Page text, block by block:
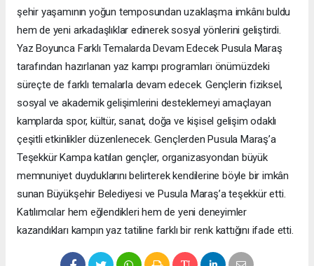
şehir yaşamının yoğun temposundan uzaklaşma imkânı buldu
hem de yeni arkadaşlıklar edinerek sosyal yönlerini geliştirdi.
Yaz Boyunca Farklı Temalarda Devam Edecek Pusula Maraş
tarafından hazırlanan yaz kampı programları önümüzdeki
süreçte de farklı temalarla devam edecek. Gençlerin fiziksel,
sosyal ve akademik gelişimlerini desteklemeyi amaçlayan
kamplarda spor, kültür, sanat, doğa ve kişisel gelişim odaklı
çeşitli etkinlikler düzenlenecek. Gençlerden Pusula Maraş’a
Teşekkür Kampa katılan gençler, organizasyondan büyük
memnuniyet duyduklarını belirterek kendilerine böyle bir imkân
sunan Büyükşehir Belediyesi ve Pusula Maraş’a teşekkür etti.
Katılımcılar hem eğlendikleri hem de yeni deneyimler
kazandıkları kampın yaz tatiline farklı bir renk kattığını ifade etti.